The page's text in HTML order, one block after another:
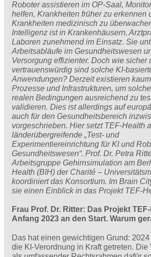
Roboter assistieren im OP-Saal,
helfen, Krankheiten früher zu erkennen
Krankheiten medizinisch zu
Intelligenz ist in Krankenhäusern,
Laboren zunehmend im Einsatz. Sie
Arbeitsabläufe im Gesundheitswesen
Versorgung effizienter. Doch wie sicher
vertrauenswürdig sind solche KI-
Anwendungen? Derzeit existieren
Prozesse und Infrastrukturen, um
realen Bedingungen ausreichend zu
validieren. Dies ist allerdings auf
auch für den Gesundheitsbereich
vorgeschrieben. Hier setzt TEF-Health
länderübergreifende „Test- und
Experimentiereinrichtung für KI und
Gesundheitswesen“. Prof. Dr. Petra
Arbeitsgruppe Gehirnsimulation am
Health (BIH) der Charité –
koordiniert das Konsortium. Im Brain
sie einen Einblick in das Projekt TEF-
Frau Prof. Dr. Ritter: Das Projekt
Anfang 2023 an den Start. Warum
Das hat einen gewichtigen Grund:
die KI-Verordnung in Kraft getreten. Die